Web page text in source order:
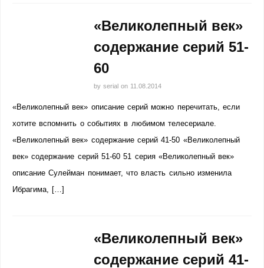
«Великолепный век»
содержание серий 51-
60
by serial on 11.08.2014
«Великолепный век» описание серий можно перечитать, если
хотите вспомнить о событиях в любимом телесериале.
«Великолепный век» содержание серий 41-50 «Великолепный
век» содержание серий 51-60 51 серия «Великолепный век»
описание Сулейман понимает, что власть сильно изменила
Ибрагима, […]
«Великолепный век»
содержание серий 41-